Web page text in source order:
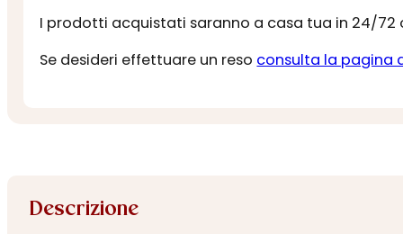
I prodotti acquistati saranno a casa tua in 24/72
Se desideri effettuare un reso consulta la pagina
Descrizione